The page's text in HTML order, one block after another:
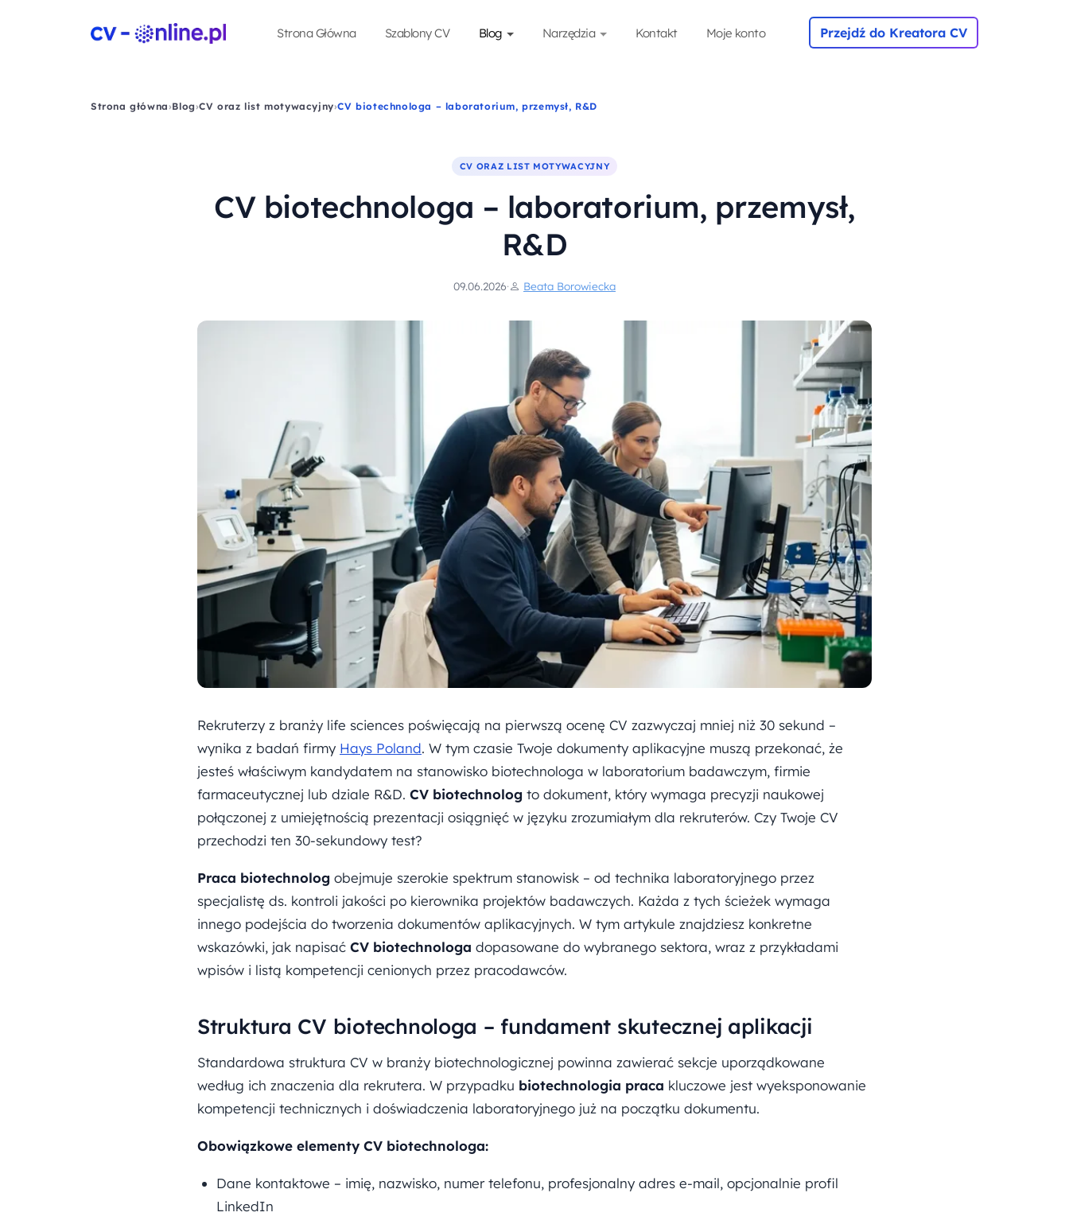
Strona Główna Szablony CV Blog Narzędzia Kontakt Moje konto Przejdź do Kreatora CV
Strona główna›Blog›CV oraz list motywacyjny›CV biotechnologa – laboratorium, przemysł, R&D
CV ORAZ LIST MOTYWACYJNY
CV biotechnologa – laboratorium, przemysł,
R&D
09.06.2026· Beata Borowiecka
Rekruterzy z branży life sciences poświęcają na pierwszą ocenę CV zazwyczaj mniej niż 30 sekund –
wynika z badań firmy Hays Poland. W tym czasie Twoje dokumenty aplikacyjne muszą przekonać, że
jesteś właściwym kandydatem na stanowisko biotechnologa w laboratorium badawczym, firmie
farmaceutycznej lub dziale R&D. CV biotechnolog to dokument, który wymaga precyzji naukowej
połączonej z umiejętnością prezentacji osiągnięć w języku zrozumiałym dla rekruterów. Czy Twoje CV
przechodzi ten 30-sekundowy test?
Praca biotechnolog obejmuje szerokie spektrum stanowisk – od technika laboratoryjnego przez
specjalistę ds. kontroli jakości po kierownika projektów badawczych. Każda z tych ścieżek wymaga
innego podejścia do tworzenia dokumentów aplikacyjnych. W tym artykule znajdziesz konkretne
wskazówki, jak napisać CV biotechnologa dopasowane do wybranego sektora, wraz z przykładami
wpisów i listą kompetencji cenionych przez pracodawców.
Struktura CV biotechnologa – fundament skutecznej aplikacji
Standardowa struktura CV w branży biotechnologicznej powinna zawierać sekcje uporządkowane
według ich znaczenia dla rekrutera. W przypadku biotechnologia praca kluczowe jest wyeksponowanie
kompetencji technicznych i doświadczenia laboratoryjnego już na początku dokumentu.
Obowiązkowe elementy CV biotechnologa:
Dane kontaktowe – imię, nazwisko, numer telefonu, profesjonalny adres e-mail, opcjonalnie profil
LinkedIn